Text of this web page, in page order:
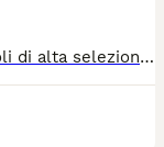
Golden Retriever Linea Inglese – Cuccioli di alta selezione SOLO 2 MASCHI I cuccioli crescono con dedizione in un ambiente sereno e stimolante, ricevendo fin dai primi giorni le migliori cure, un'adeguata socializzazione e un costante monitoraggio del loro sviluppo. Saranno affidati alle nuove famiglie al termine del periodo previsto dalla normativa, completi di: Pedigree; Microchip; Ciclo di sverminazione e vaccinazioni eseguiti; Libretto sanitario; Certificato di buona salute rilasciato dal medico veterinario. I genitori, accuratamente selezionati, si distinguono per temperamento equilibrato, eccellente morfologia e controlli sanitari specifici per la razza. Il Golden Retriever di linea inglese è apprezzato per la sua eleganza, la struttura armoniosa, il carattere dolce e affidabile e la naturale predisposizione alla vita in famiglia. Saremo lieti di accogliervi in allevamento per farvi conoscere i nostri cuccioli e accompagnarvi nella scelta del futuro compagno di vita. Per informazioni, fotografie o per concordare una visita, è gradito il contatto telefonico o tramite messaggio privato